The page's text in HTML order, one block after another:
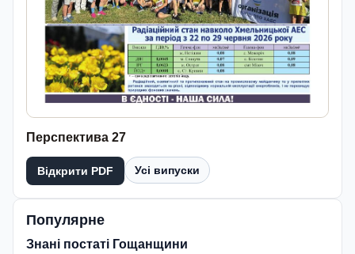
Перспектива 27
Відкрити PDF Усі випуски
Популярне
Знані постаті Гощанщини